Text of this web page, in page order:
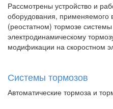
Рассмотрены устройство и
оборудования, применяемого
(реостатном) тормозе
электродинамическому
модификации на скоростном
Системы тормозов
Автоматические тормоза и